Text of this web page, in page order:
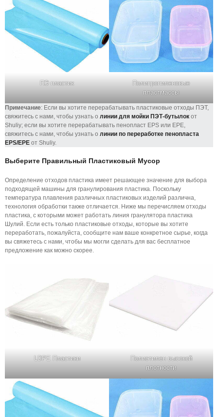
ПЭ пластик
Полипропиленовые
пластмассы
Примечание: Если вы хотите перерабатывать пластиковые отходы ПЭТ,
свяжитесь с нами, чтобы узнать о линии для мойки ПЭТ-бутылок от
Shuliy; если вы хотите перерабатывать пенопласт EPS или EPE,
свяжитесь с нами, чтобы узнать о линии по переработке пенопласта
EPS/EPE от Shuliy.
Выберите Правильный Пластиковый Мусор
Определение отходов пластика имеет решающее значение для выбора
подходящей машины для гранулирования пластика. Поскольку
температура плавления различных пластиковых изделий различна,
технология обработки также отличается. Ниже мы перечисляем отходы
пластика, с которыми может работать линия гранулятора пластика
Шулий. Если есть только пластиковые отходы, которые вы хотите
переработать, пожалуйста, сообщите нам ваше конкретное сырье, когда
вы свяжетесь с нами, чтобы мы могли сделать для вас бесплатное
предложение как можно скорее.
LDPE Пластики
Полиэтилен высокой
плотности